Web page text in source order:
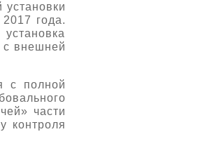
года.
с внешней
с полной
части
контроля